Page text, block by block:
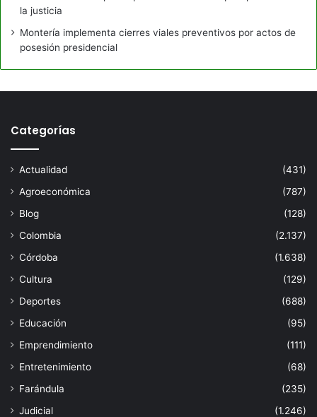
la justicia
Montería implementa cierres viales preventivos por actos de
posesión presidencial
Categorías
Actualidad
(431)
Agroeconómica
(787)
Blog
(128)
Colombia
(2.137)
Córdoba
(1.638)
Cultura
(129)
Deportes
(688)
Educación
(95)
Emprendimiento
(111)
Entretenimiento
(68)
Farándula
(235)
Judicial
(1.246)